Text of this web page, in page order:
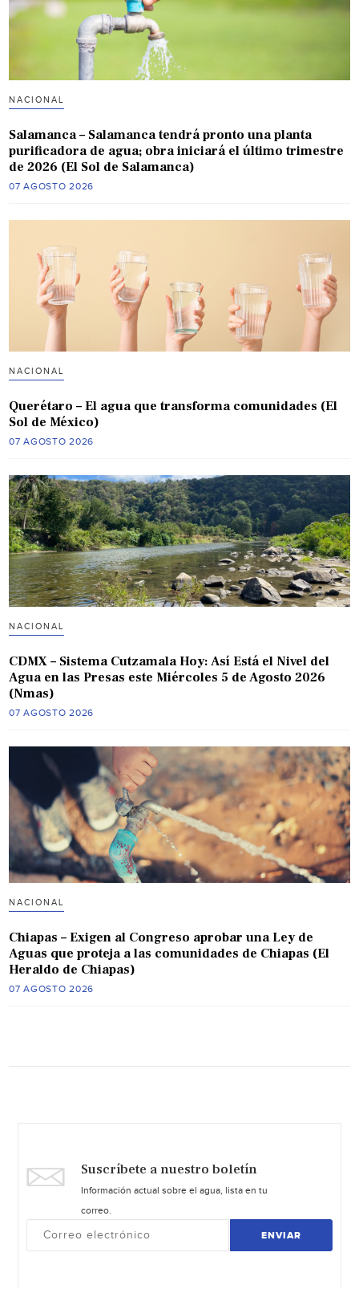
NACIONAL
Salamanca – Salamanca tendrá pronto una planta
purificadora de agua; obra iniciará el último trimestre
de 2026 (El Sol de Salamanca)
07 AGOSTO 2026
NACIONAL
Querétaro – El agua que transforma comunidades (El
Sol de México)
07 AGOSTO 2026
NACIONAL
CDMX – Sistema Cutzamala Hoy: Así Está el Nivel del
Agua en las Presas este Miércoles 5 de Agosto 2026
(Nmas)
07 AGOSTO 2026
NACIONAL
Chiapas – Exigen al Congreso aprobar una Ley de
Aguas que proteja a las comunidades de Chiapas (El
Heraldo de Chiapas)
07 AGOSTO 2026
Suscríbete a nuestro boletín
Información actual sobre el agua, lista en tu
correo.
ENVIAR